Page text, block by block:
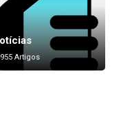
Artigos